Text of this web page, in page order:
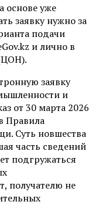
основе уже
заявку нужно за
подачи
и лично в
заявку
и
от 30 марта 2026
Правила
Суть новшества
часть сведений
подгружаться
получателю не